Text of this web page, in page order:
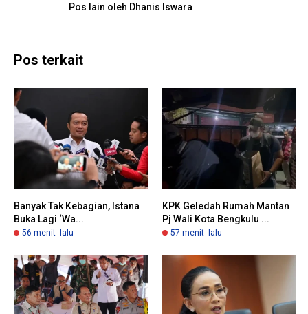
Pos lain oleh Dhanis Iswara
Pos terkait
Banyak Tak Kebagian, Istana
Buka Lagi ‘Wa...
56 menit lalu
KPK Geledah Rumah Mantan
Pj Wali Kota Bengkulu ...
57 menit lalu